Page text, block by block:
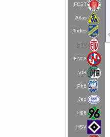
FCST
Atlas
Todes
ETV
EN03
VfB
Phö
Jed
H96
HSV